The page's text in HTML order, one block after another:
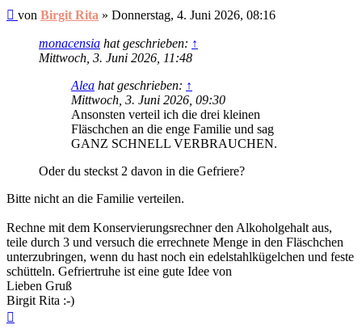
Ungelesener
von Birgit Rita » Donnerstag, 4. Juni 2026, 08:16
monacensia hat geschrieben: ↑
Mittwoch, 3. Juni 2026, 11:48
Alea hat geschrieben: ↑
Mittwoch, 3. Juni 2026, 09:30
Ansonsten verteil ich die drei kleinen
Fläschchen an die enge Familie und sag
GANZ SCHNELL VERBRAUCHEN.
Oder du steckst 2 davon in die Gefriere?
Bitte nicht an die Familie verteilen.
Rechne mit dem Konservierungsrechner den Alkoholgehalt aus,
teile durch 3 und versuch die errechnete Menge in den Fläschchen
unterzubringen, wenn du hast noch ein edelstahlkügelchen und feste
schütteln. Gefriertruhe ist eine gute Idee von
Lieben Gruß
Birgit Rita :-)